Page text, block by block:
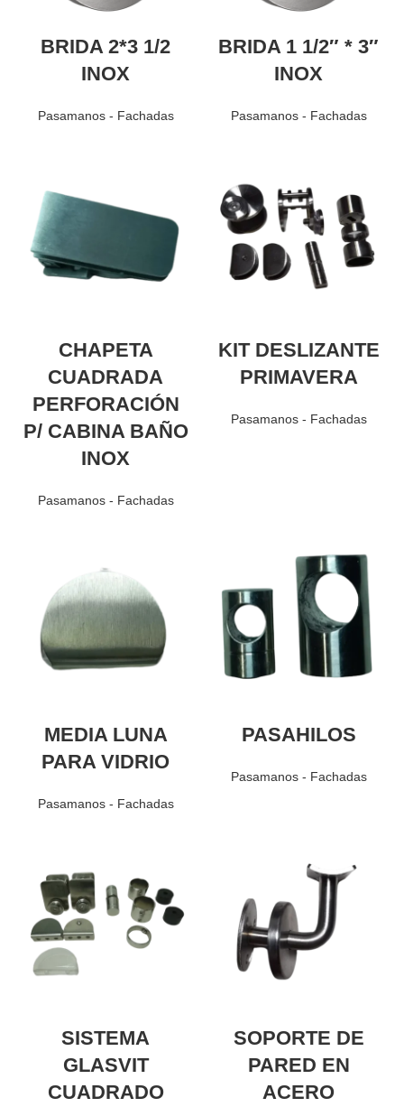
BRIDA 2*3 1/2
INOX
Pasamanos - Fachadas
BRIDA 1 1/2″ * 3″
INOX
Pasamanos - Fachadas
CHAPETA
CUADRADA
PERFORACIÓN
P/ CABINA BAÑO
INOX
Pasamanos - Fachadas
KIT DESLIZANTE
PRIMAVERA
Pasamanos - Fachadas
MEDIA LUNA
PARA VIDRIO
Pasamanos - Fachadas
PASAHILOS
Pasamanos - Fachadas
SISTEMA
GLASVIT
CUADRADO
SOPORTE DE
PARED EN
ACERO